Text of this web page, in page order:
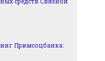
Примсоцбанка: